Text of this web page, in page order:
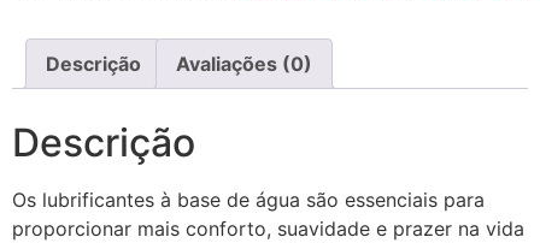
Descrição Avaliações (0)
Descrição
Os lubrificantes à base de água são essenciais para
proporcionar mais conforto, suavidade e prazer na vida